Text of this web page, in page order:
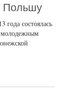
Польшу
года состоялась
молодежным